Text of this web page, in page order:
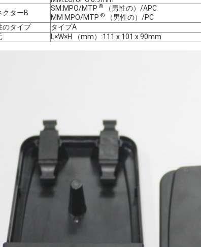
クターB
SM:MPO/MTP ®
（男性の）/APC
MM MPO/MTP ®
（男性の）/PC
のタイプ
タイプA
L×W×H （mm）:111 x 101 x 90mm